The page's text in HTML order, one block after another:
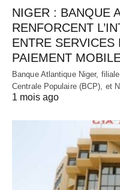
NIGER : BANQUE
RENFORCENT
ENTRE SERVICES
PAIEMENT
Banque Atlantique Niger,
Centrale Populaire (BCP), et
1 mois ago